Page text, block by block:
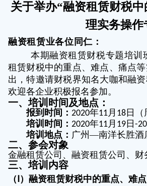
关于举办“融资租赁财税
理实务操作
融资租赁业各位同仁：
本期融资租赁财税专题培
租赁财税中的重点、难点、痛点
出，特邀请财税界知名大咖和融
欢迎各企业积极报名参加。
一、培训时间及地点：
报到时间：2020年11月 18 日
培训时间：2020年11月 19 日-20
培训地点： 广州—南洋长胜酒
二、参会对象
金融租赁公司、融资租赁公司、财
三、培训内容
（Ⅰ）融资租赁财税中的重点、难